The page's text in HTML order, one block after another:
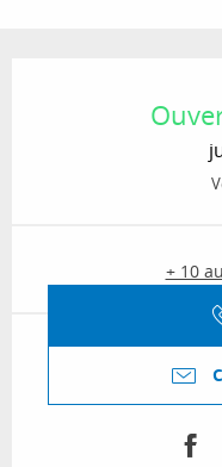
+ 10